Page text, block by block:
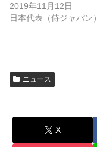
2019年11月12日
日本代表（侍ジャパン）
ニュース
X